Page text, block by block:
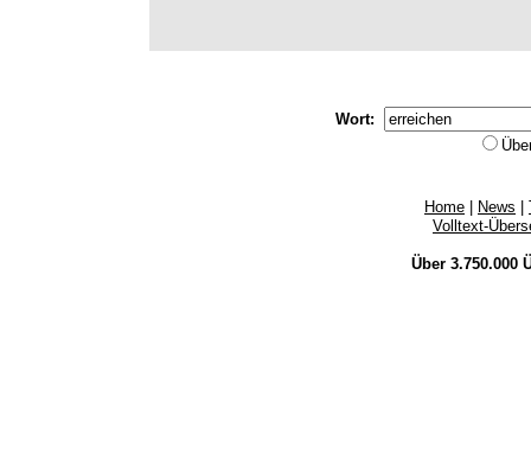
Wort:
Home News
Volltext-
Über 3.750.000